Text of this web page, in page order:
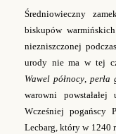
Średniowieczny
biskupów
niezniszczonej
urody nie ma w tej
Wawel północy, perła
warowni
Wcześniej pogańscy
Lecbarg, który w 1240